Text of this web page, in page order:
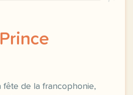
fête de la francophonie,